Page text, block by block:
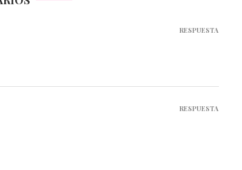
RESPUESTA
RESPUESTA